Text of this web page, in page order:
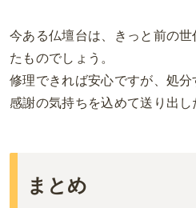
今ある仏壇台は、きっと前の
たものでしょう。
修理できれば安心ですが、処
感謝の気持ちを込めて送り出し
まとめ